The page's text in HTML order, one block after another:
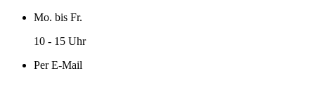
Mo. bis Fr.
10 - 15 Uhr
Per E-Mail